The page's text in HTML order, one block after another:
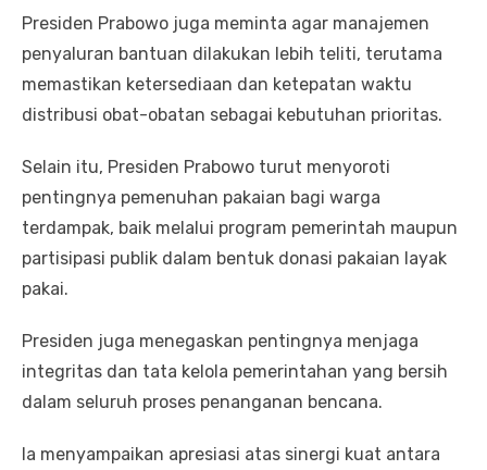
Presiden Prabowo juga meminta agar manajemen
penyaluran bantuan dilakukan lebih teliti, terutama
memastikan ketersediaan dan ketepatan waktu
distribusi obat-obatan sebagai kebutuhan prioritas.
Selain itu, Presiden Prabowo turut menyoroti
pentingnya pemenuhan pakaian bagi warga
terdampak, baik melalui program pemerintah maupun
partisipasi publik dalam bentuk donasi pakaian layak
pakai.
Presiden juga menegaskan pentingnya menjaga
integritas dan tata kelola pemerintahan yang bersih
dalam seluruh proses penanganan bencana.
Ia menyampaikan apresiasi atas sinergi kuat antara